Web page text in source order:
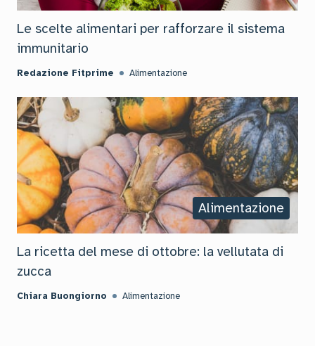
Le scelte alimentari per rafforzare il sistema
immunitario
Redazione Fitprime Alimentazione
Alimentazione
La ricetta del mese di ottobre: la vellutata di
zucca
Chiara Buongiorno Alimentazione